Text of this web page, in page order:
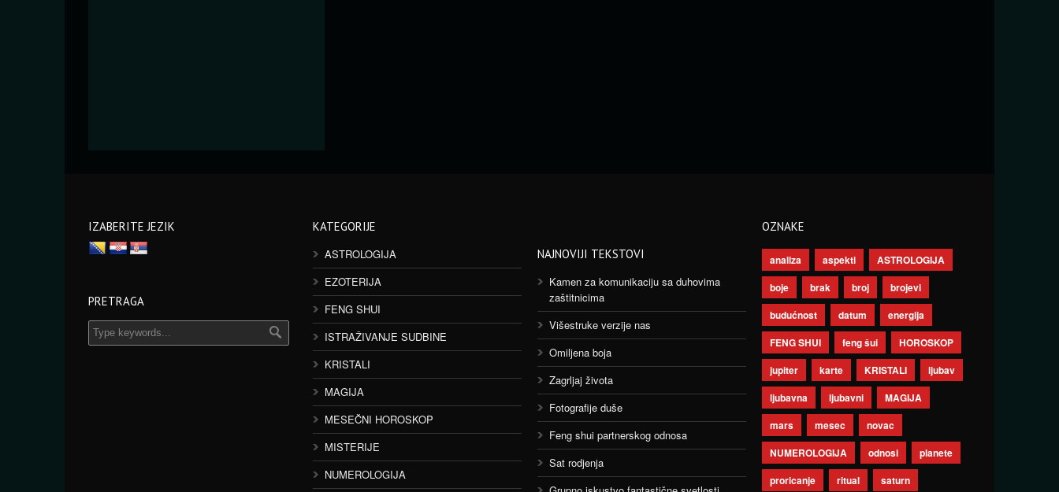
IZABERITE JEZIK
PRETRAGA
KATEGORIJE
ASTROLOGIJA
EZOTERIJA
FENG SHUI
ISTRAŽIVANJE SUDBINE
KRISTALI
MAGIJA
MESEČNI HOROSKOP
MISTERIJE
NUMEROLOGIJA
NAJNOVIJI TEKSTOVI
Kamen za komunikaciju sa duhovima
zaštitnicima
Višestruke verzije nas
Omiljena boja
Zagrljaj života
Fotografije duše
Feng shui partnerskog odnosa
Sat rodjenja
OZNAKE
analiza aspekti
ASTROLOGIJA
boje
brak broj
brojevi
budućnost
datum
energija
FENG SHUI
feng šui
HOROSKOP
jupiter
karte KRISTALI
ljubav
ljubavna
ljubavni
MAGIJA
mars
mesec
novac
NUMEROLOGIJA
odnosi
planete
proricanje
ritual saturn